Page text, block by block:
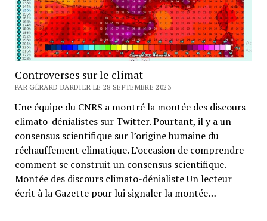
Controverses sur le climat
PAR GÉRARD BARDIER LE 28 SEPTEMBRE 2023
Une équipe du CNRS a montré la montée des discours
climato-dénialistes sur Twitter. Pourtant, il y a un
consensus scientifique sur l’origine humaine du
réchauffement climatique. L’occasion de comprendre
comment se construit un consensus scientifique.
Montée des discours climato-dénialiste Un lecteur
écrit à la Gazette pour lui signaler la montée…